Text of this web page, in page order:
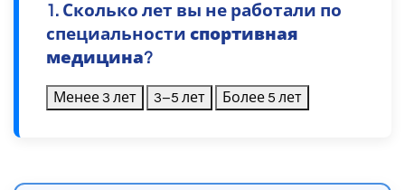
1. Сколько лет вы не работали по
специальности спортивная
медицина?
Менее 3 лет 3–5 лет Более 5 лет